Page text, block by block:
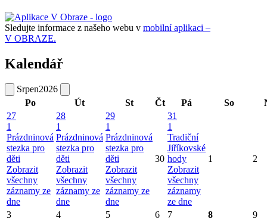
Sledujte informace z našeho webu v mobilní aplikaci –
V OBRAZE.
Kalendář
Srpen2026
Po
Út St Čt Pá So
27
1
Prázdninová
stezka pro
děti
Zobrazit
všechny
záznamy ze
dne
28
1
Prázdninová
stezka pro
děti
Zobrazit
všechny
záznamy ze
dne
29
1
Prázdninová
stezka pro
děti
Zobrazit
všechny
záznamy ze
dne
30
31
1
Tradiční
Jiříkovské
hody
Zobrazit
všechny
záznamy
ze dne
1 2
3 4 5 6 7 8 9